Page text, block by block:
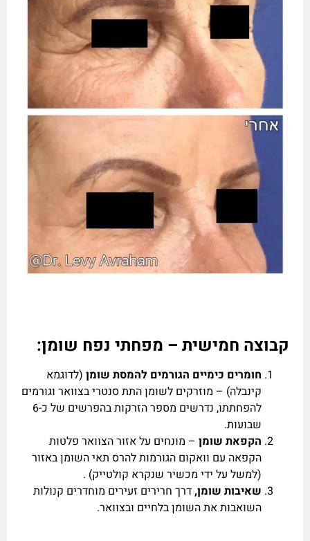
קבוצה חמישית – מפחתי נפח שומן:
חומרים כימיים הגורמים להמסת שומן (לדוגמא
קינבלה) – מוזרקים לשומן התת סנטרי בצוואר וגורמים
להפחתתו, נדרשים מספר הזרקות בהפרשים של כ-6
שבועות.
הקפאת שומן – מונחים על אזור הצוואר פלטות
הקפאה עם וואקום הגורמות להרס תאי השומן באזור
(למשל על ידי מכשיר שנקרא קולטייק) .
שאיבות שומן,דרך חרירים זעירים מוחדרים קנולות
השואבות את השומן בלחיים ובצוואר.